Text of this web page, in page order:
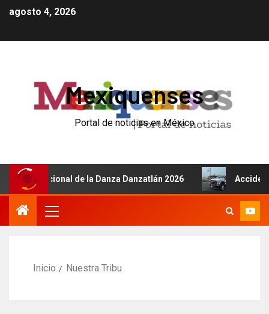
agosto 4, 2026
Mexiquenses
Portal de noticias en México
de la Danza Danzatlán 2026 Accidente
Inicio Nuestra Tribu